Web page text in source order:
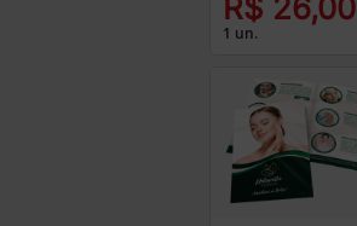
R$ 26,00
1 un.